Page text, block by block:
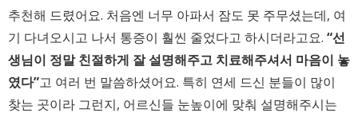
추천해 드렸어요. 처음엔 너무 아파서 잠도 못 주무셨는데, 여
기 다녀오시고 나서 통증이 훨씬 줄었다고 하시더라고요. “선
생님이 정말 친절하게 잘 설명해주고 치료해주셔서 마음이 놓
였다”고 여러 번 말씀하셨어요. 특히 연세 드신 분들이 많이
찾는 곳이라 그런지, 어르신들 눈높이에 맞춰 설명해주시는